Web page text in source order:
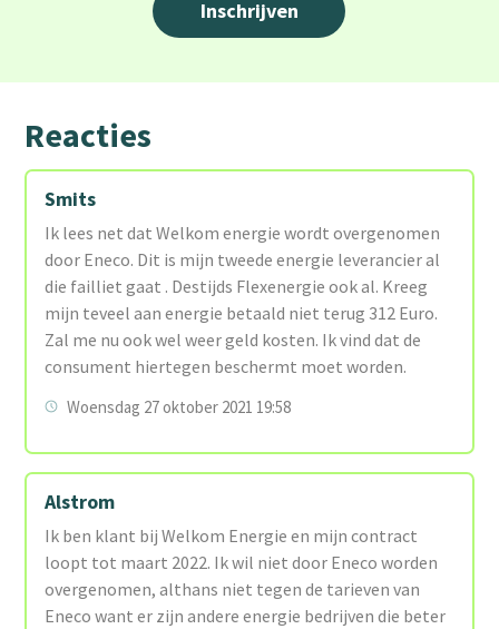
Reacties
Smits
Ik lees net dat Welkom energie wordt overgenomen
door Eneco. Dit is mijn tweede energie leverancier al
die failliet gaat . Destijds Flexenergie ook al. Kreeg
mijn teveel aan energie betaald niet terug 312 Euro.
Zal me nu ook wel weer geld kosten. Ik vind dat de
consument hiertegen beschermt moet worden.
Woensdag 27 oktober 2021 19:58
Alstrom
Ik ben klant bij Welkom Energie en mijn contract
loopt tot maart 2022. Ik wil niet door Eneco worden
overgenomen, althans niet tegen de tarieven van
Eneco want er zijn andere energie bedrijven die beter